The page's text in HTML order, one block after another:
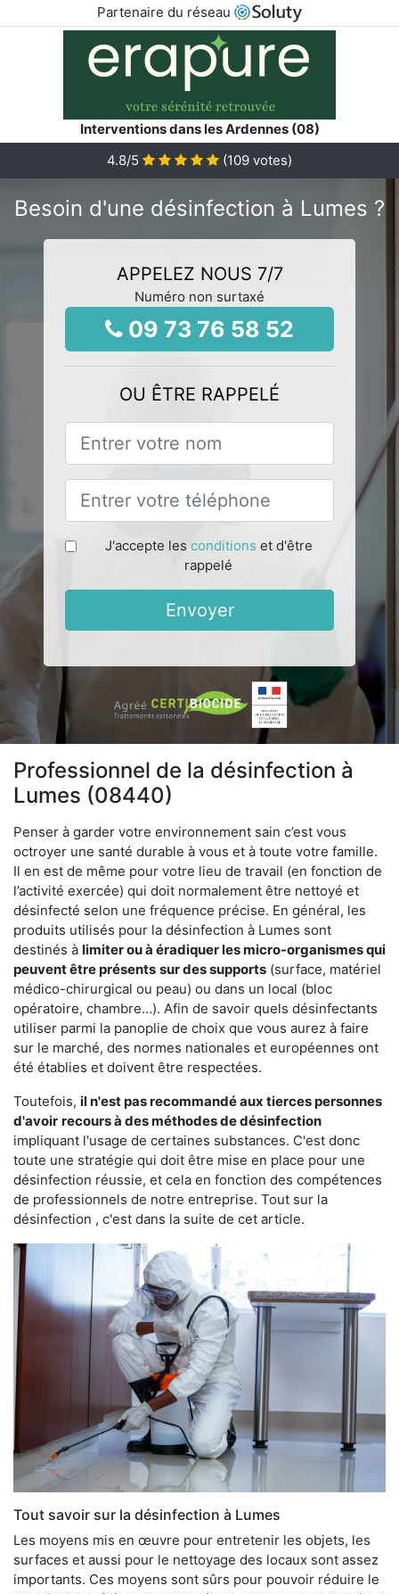
Partenaire du réseau
Interventions dans les Ardennes (08)
4.8/5 (109 votes)
Besoin d'une désinfection à Lumes ?
APPELEZ NOUS 7/7
Numéro non surtaxé
09 73 76 58 52
OU ÊTRE RAPPELÉ
J'accepte les conditions et d'être
rappelé
Envoyer
Professionnel de la désinfection à
Lumes (08440)
Penser à garder votre environnement sain c’est vous
octroyer une santé durable à vous et à toute votre famille.
Il en est de même pour votre lieu de travail (en fonction de
l’activité exercée) qui doit normalement être nettoyé et
désinfecté selon une fréquence précise. En général, les
produits utilisés pour la désinfection à Lumes sont
destinés à limiter ou à éradiquer les micro-organismes qui
peuvent être présents sur des supports (surface, matériel
médico-chirurgical ou peau) ou dans un local (bloc
opératoire, chambre…). Afin de savoir quels désinfectants
utiliser parmi la panoplie de choix que vous aurez à faire
sur le marché, des normes nationales et européennes ont
été établies et doivent être respectées.
Toutefois, il n'est pas recommandé aux tierces personnes
d'avoir recours à des méthodes de désinfection
impliquant l'usage de certaines substances. C'est donc
toute une stratégie qui doit être mise en place pour une
désinfection réussie, et cela en fonction des compétences
de professionnels de notre entreprise. Tout sur la
désinfection , c'est dans la suite de cet article.
Tout savoir sur la désinfection à Lumes
Les moyens mis en œuvre pour entretenir les objets, les
surfaces et aussi pour le nettoyage des locaux sont assez
importants. Ces moyens sont sûrs pour pouvoir réduire le